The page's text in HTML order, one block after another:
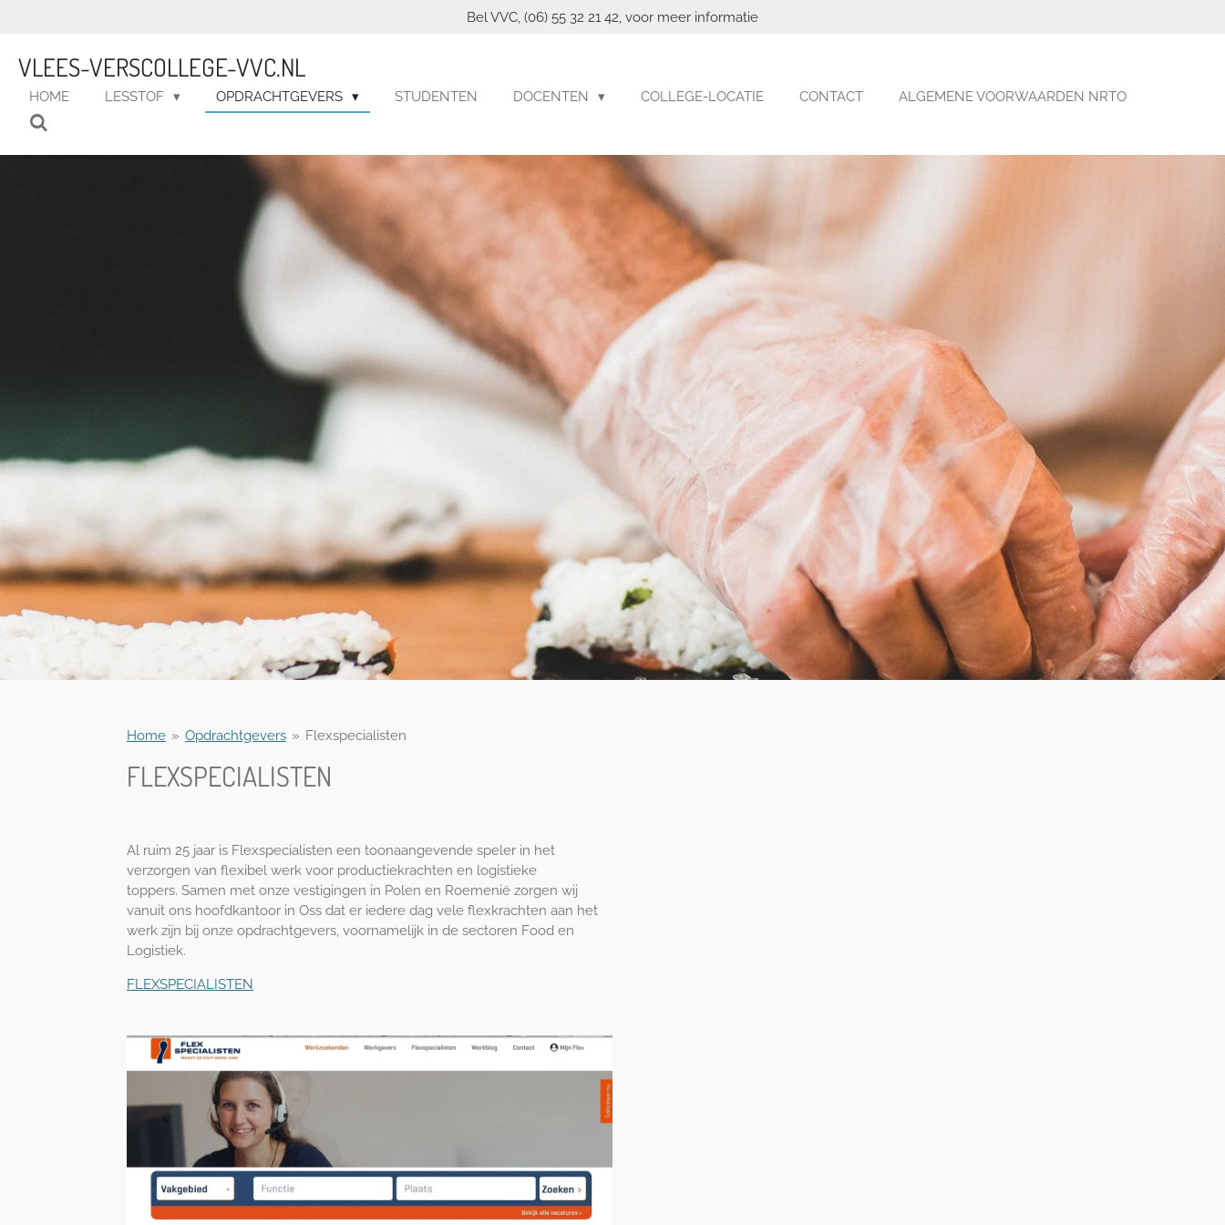
naar
de
hoofdinhoud
Bel ‭VVC, (06) 55 32 21 42,‬ voor meer informatie
VLEES-VERSCOLLEGE-VVC.NL
HOME LESSTOF OPDRACHTGEVERS STUDENTEN DOCENTEN COLLEGE-LOCATIE CONTACT ALGEMENE VOORWAARDEN NRTO
Home » Opdrachtgevers » Flexspecialisten
FLEXSPECIALISTEN
Al ruim 25 jaar is Flexspecialisten een toonaangevende speler in het
verzorgen van flexibel werk voor productiekrachten en logistieke
toppers. Samen met onze vestigingen in Polen en Roemenië zorgen wij
vanuit ons hoofdkantoor in Oss dat er iedere dag vele flexkrachten aan het
werk zijn bij onze opdrachtgevers, voornamelijk in de sectoren Food en
Logistiek.
FLEXSPECIALISTEN